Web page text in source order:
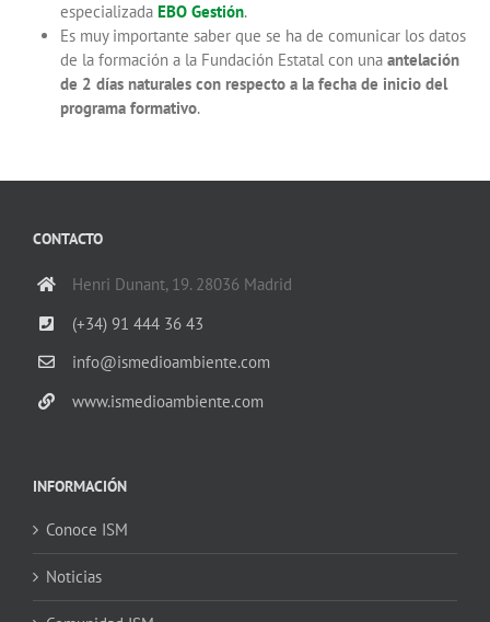
especializada EBO Gestión.
Es muy importante saber que se ha de comunicar los datos
de la formación a la Fundación Estatal con una antelación
de 2 días naturales con respecto a la fecha de inicio del
programa formativo.
CONTACTO
Henri Dunant, 19. 28036 Madrid
(+34) 91 444 36 43
info@ismedioambiente.com
www.ismedioambiente.com
INFORMACIÓN
Conoce ISM
Noticias